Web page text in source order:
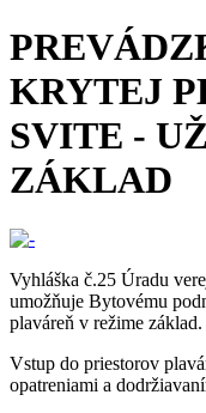
KRYTEJ
SVITE -
ZÁKLAD
Vyhláška č.25 Úradu
umožňuje Bytovému
plaváreň v režime základ.
Vstup do priestorov
opatreniami a